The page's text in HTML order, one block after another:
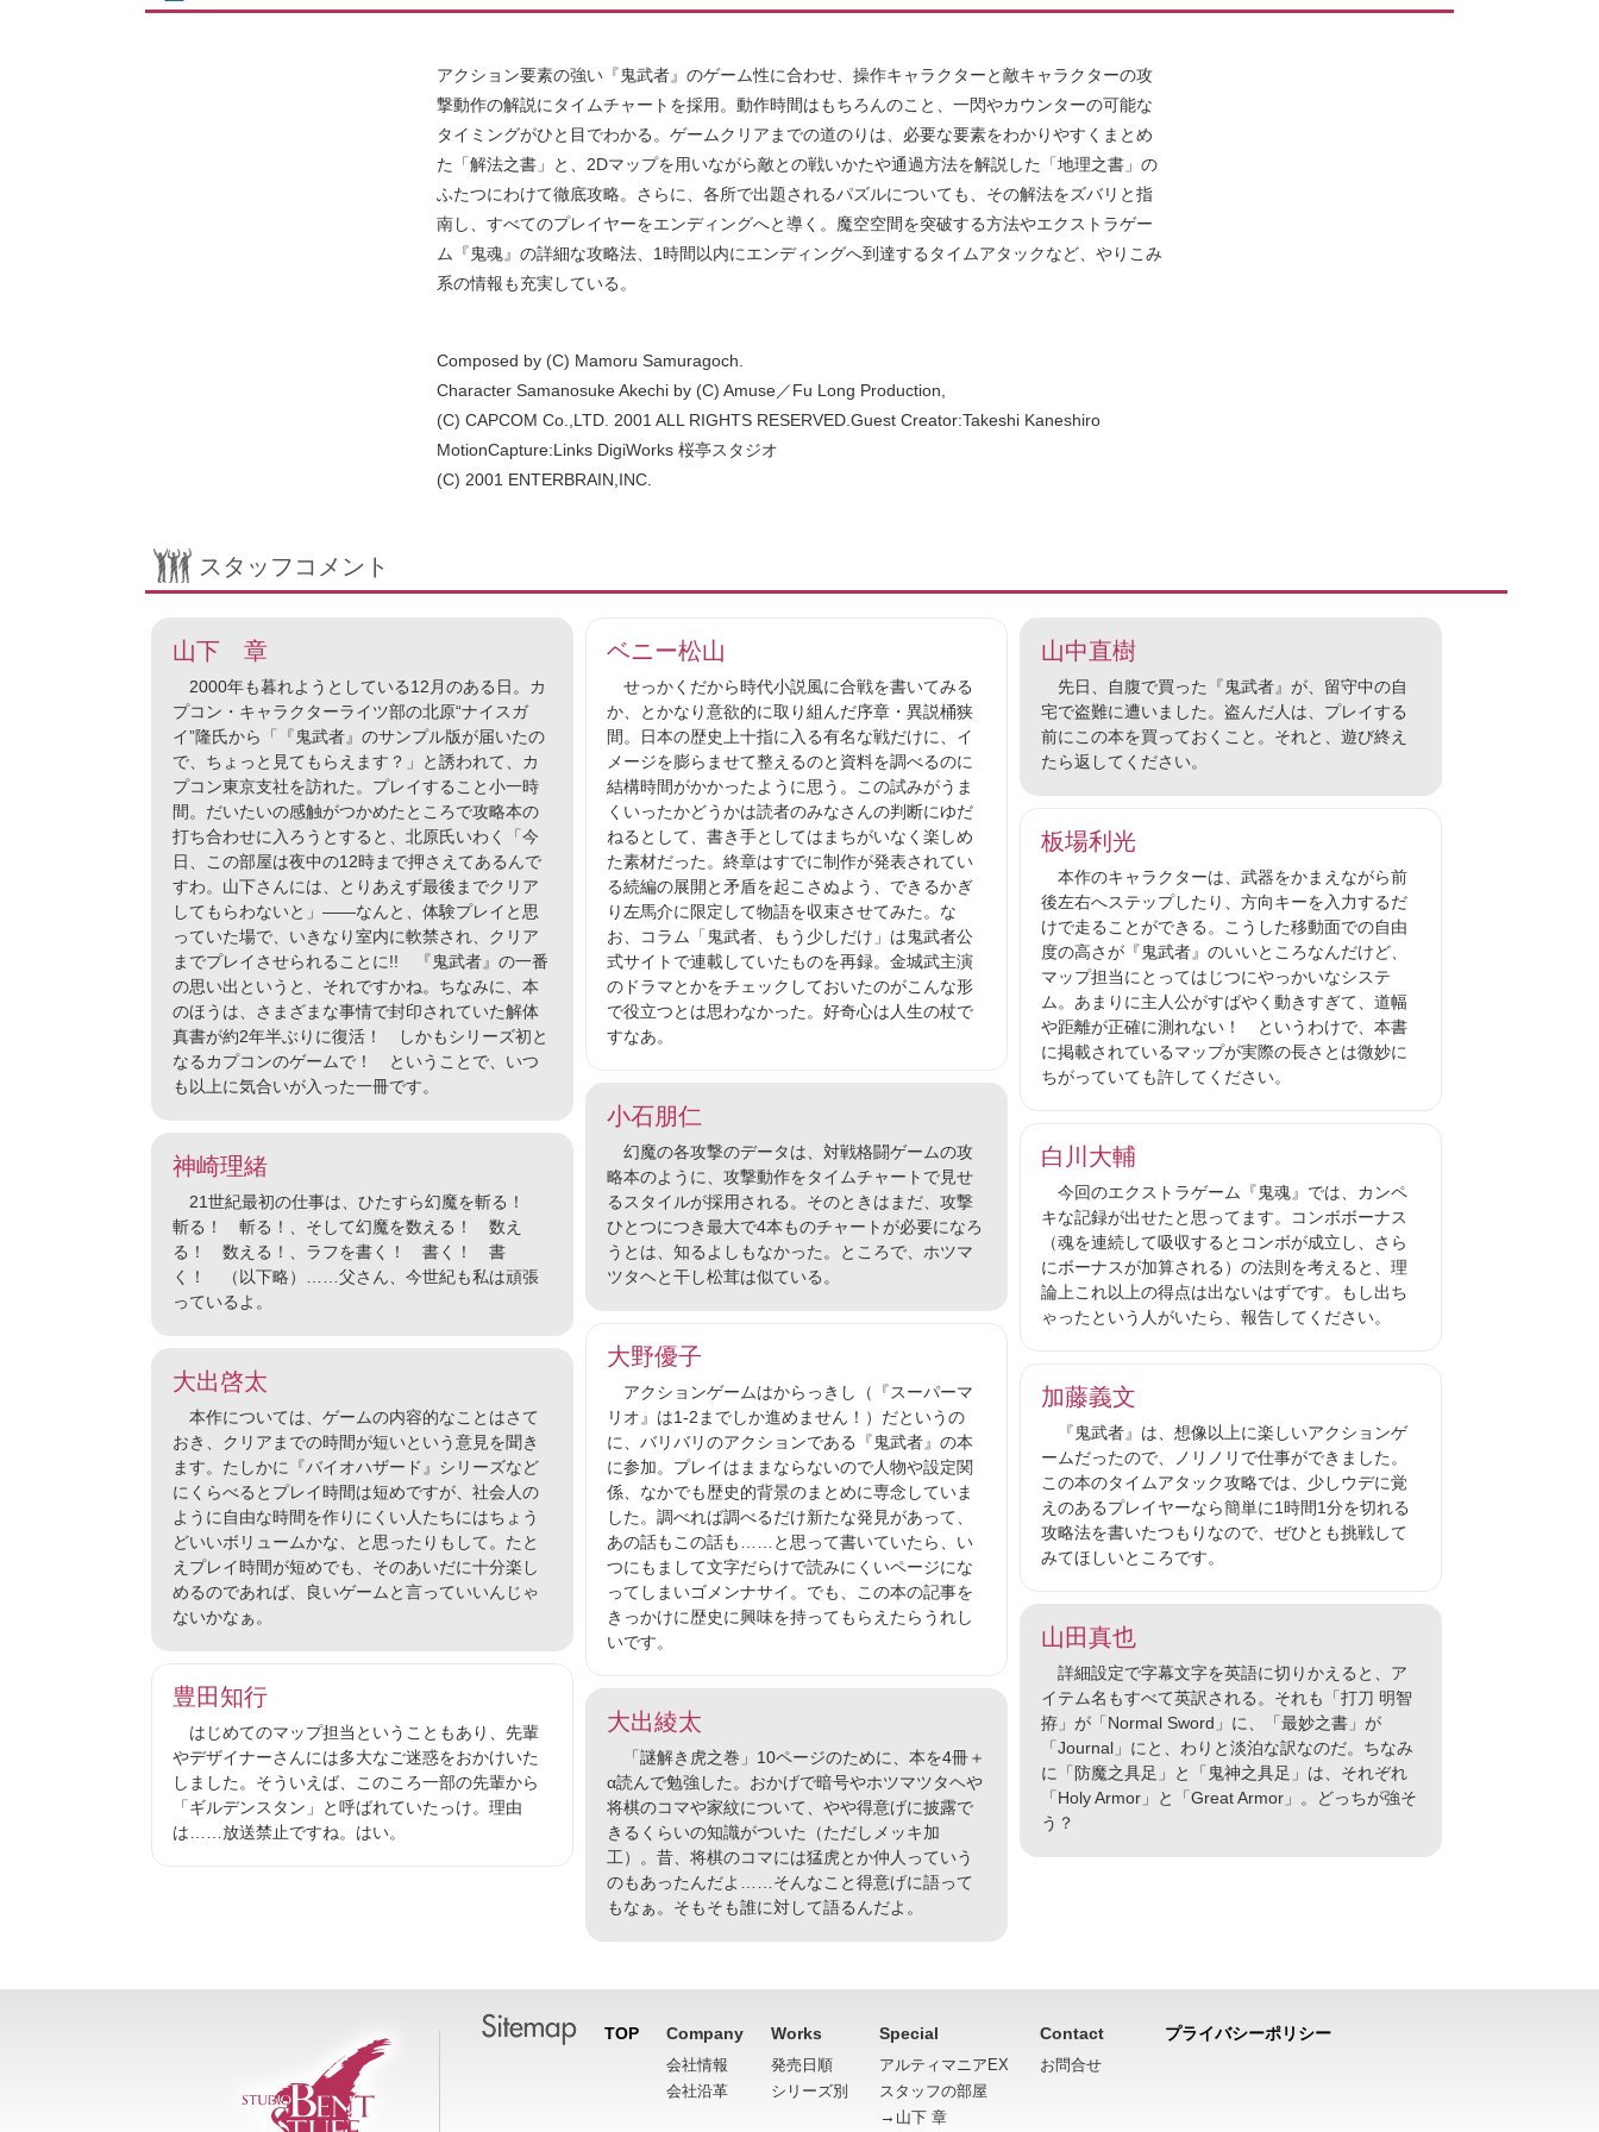
アクション要素の強い『鬼武者』のゲーム性に合わせ、操作キャラクターと敵キャラクターの攻
撃動作の解説にタイムチャートを採用。動作時間はもちろんのこと、一閃やカウンターの可能な
タイミングがひと目でわかる。ゲームクリアまでの道のりは、必要な要素をわかりやすくまとめ
た「解法之書」と、2Dマップを用いながら敵との戦いかたや通過方法を解説した「地理之書」の
ふたつにわけて徹底攻略。さらに、各所で出題されるパズルについても、その解法をズバリと指
南し、すべてのプレイヤーをエンディングへと導く。魔空空間を突破する方法やエクストラゲー
ム『鬼魂』の詳細な攻略法、1時間以内にエンディングへ到達するタイムアタックなど、やりこみ
系の情報も充実している。
Composed by (C) Mamoru Samuragoch.
Character Samanosuke Akechi by (C) Amuse／Fu Long Production,
(C) CAPCOM Co.,LTD. 2001 ALL RIGHTS RESERVED.Guest Creator:Takeshi Kaneshiro
MotionCapture:Links DigiWorks 桜亭スタジオ
(C) 2001 ENTERBRAIN,INC.
スタッフコメント
山下 章
2000年も暮れようとしている12月のある日。カ
プコン・キャラクターライツ部の北原“ナイスガ
イ”隆氏から「『鬼武者』のサンプル版が届いたの
で、ちょっと見てもらえます？」と誘われて、カ
プコン東京支社を訪れた。プレイすること小一時
間。だいたいの感触がつかめたところで攻略本の
打ち合わせに入ろうとすると、北原氏いわく「今
日、この部屋は夜中の12時まで押さえてあるんで
すわ。山下さんには、とりあえず最後までクリア
してもらわないと」――なんと、体験プレイと思
っていた場で、いきなり室内に軟禁され、クリア
までプレイさせられることに!! 『鬼武者』の一番
の思い出というと、それですかね。ちなみに、本
のほうは、さまざまな事情で封印されていた解体
真書が約2年半ぶりに復活！ しかもシリーズ初と
なるカプコンのゲームで！ ということで、いつ
も以上に気合いが入った一冊です。
ベニー松山
せっかくだから時代小説風に合戦を書いてみる
か、とかなり意欲的に取り組んだ序章・異説桶狭
間。日本の歴史上十指に入る有名な戦だけに、イ
メージを膨らませて整えるのと資料を調べるのに
結構時間がかかったように思う。この試みがうま
くいったかどうかは読者のみなさんの判断にゆだ
ねるとして、書き手としてはまちがいなく楽しめ
た素材だった。終章はすでに制作が発表されてい
る続編の展開と矛盾を起こさぬよう、できるかぎ
り左馬介に限定して物語を収束させてみた。な
お、コラム「鬼武者、もう少しだけ」は鬼武者公
式サイトで連載していたものを再録。金城武主演
のドラマとかをチェックしておいたのがこんな形
で役立つとは思わなかった。好奇心は人生の杖で
すなあ。
山中直樹
先日、自腹で買った『鬼武者』が、留守中の自
宅で盗難に遭いました。盗んだ人は、プレイする
前にこの本を買っておくこと。それと、遊び終え
たら返してください。
板場利光
本作のキャラクターは、武器をかまえながら前
後左右へステップしたり、方向キーを入力するだ
けで走ることができる。こうした移動面での自由
度の高さが『鬼武者』のいいところなんだけど、
マップ担当にとってはじつにやっかいなシステ
ム。あまりに主人公がすばやく動きすぎて、道幅
や距離が正確に測れない！ というわけで、本書
に掲載されているマップが実際の長さとは微妙に
ちがっていても許してください。
小石朋仁
幻魔の各攻撃のデータは、対戦格闘ゲームの攻
略本のように、攻撃動作をタイムチャートで見せ
るスタイルが採用される。そのときはまだ、攻撃
ひとつにつき最大で4本ものチャートが必要になろ
うとは、知るよしもなかった。ところで、ホツマ
ツタヘと干し松茸は似ている。
白川大輔
今回のエクストラゲーム『鬼魂』では、カンペ
キな記録が出せたと思ってます。コンボボーナス
（魂を連続して吸収するとコンボが成立し、さら
にボーナスが加算される）の法則を考えると、理
論上これ以上の得点は出ないはずです。もし出ち
ゃったという人がいたら、報告してください。
神崎理緒
21世紀最初の仕事は、ひたすら幻魔を斬る！
斬る！ 斬る！、そして幻魔を数える！ 数え
る！ 数える！、ラフを書く！ 書く！ 書
く！ （以下略）……父さん、今世紀も私は頑張
っているよ。
大野優子
アクションゲームはからっきし（『スーパーマ
リオ』は1-2までしか進めません！）だというの
に、バリバリのアクションである『鬼武者』の本
に参加。プレイはままならないので人物や設定関
係、なかでも歴史的背景のまとめに専念していま
した。調べれば調べるだけ新たな発見があって、
あの話もこの話も……と思って書いていたら、い
つにもまして文字だらけで読みにくいページにな
ってしまいゴメンナサイ。でも、この本の記事を
きっかけに歴史に興味を持ってもらえたらうれし
いです。
大出啓太
本作については、ゲームの内容的なことはさて
おき、クリアまでの時間が短いという意見を聞き
ます。たしかに『バイオハザード』シリーズなど
にくらべるとプレイ時間は短めですが、社会人の
ように自由な時間を作りにくい人たちにはちょう
どいいボリュームかな、と思ったりもして。たと
えプレイ時間が短めでも、そのあいだに十分楽し
めるのであれば、良いゲームと言っていいんじゃ
ないかなぁ。
加藤義文
『鬼武者』は、想像以上に楽しいアクションゲ
ームだったので、ノリノリで仕事ができました。
この本のタイムアタック攻略では、少しウデに覚
えのあるプレイヤーなら簡単に1時間1分を切れる
攻略法を書いたつもりなので、ぜひとも挑戦して
みてほしいところです。
山田真也
詳細設定で字幕文字を英語に切りかえると、ア
イテム名もすべて英訳される。それも「打刀 明智
拵」が「Normal Sword」に、「最妙之書」が
「Journal」にと、わりと淡泊な訳なのだ。ちなみ
に「防魔之具足」と「鬼神之具足」は、それぞれ
「Holy Armor」と「Great Armor」。どっちが強そ
う？
豊田知行
はじめてのマップ担当ということもあり、先輩
やデザイナーさんには多大なご迷惑をおかけいた
しました。そういえば、このころ一部の先輩から
「ギルデンスタン」と呼ばれていたっけ。理由
は……放送禁止ですね。はい。
大出綾太
「謎解き虎之巻」10ページのために、本を4冊＋
α読んで勉強した。おかげで暗号やホツマツタヘや
将棋のコマや家紋について、やや得意げに披露で
きるくらいの知識がついた（ただしメッキ加
工）。昔、将棋のコマには猛虎とか仲人っていう
のもあったんだよ……そんなこと得意げに語って
もなぁ。そもそも誰に対して語るんだよ。
TOP Company
会社情報
会社沿革
Works
発売日順
シリーズ別
Special
アルティマニアEX
スタッフの部屋
→ 山下 章
Contact
お問合せ
プライバシーポリシー